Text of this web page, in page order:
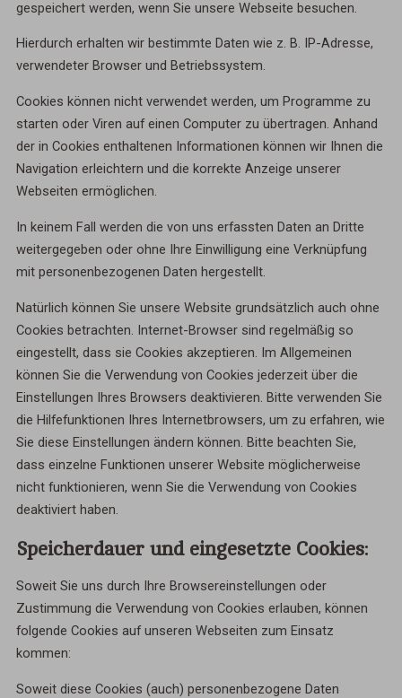
gespeichert werden, wenn Sie unsere Webseite besuchen.
Hierdurch erhalten wir bestimmte Daten wie z. B. IP-Adresse,
verwendeter Browser und Betriebssystem.
Cookies können nicht verwendet werden, um Programme zu
starten oder Viren auf einen Computer zu übertragen. Anhand
der in Cookies enthaltenen Informationen können wir Ihnen die
Navigation erleichtern und die korrekte Anzeige unserer
Webseiten ermöglichen.
In keinem Fall werden die von uns erfassten Daten an Dritte
weitergegeben oder ohne Ihre Einwilligung eine Verknüpfung
mit personenbezogenen Daten hergestellt.
Natürlich können Sie unsere Website grundsätzlich auch ohne
Cookies betrachten. Internet-Browser sind regelmäßig so
eingestellt, dass sie Cookies akzeptieren. Im Allgemeinen
können Sie die Verwendung von Cookies jederzeit über die
Einstellungen Ihres Browsers deaktivieren. Bitte verwenden Sie
die Hilfefunktionen Ihres Internetbrowsers, um zu erfahren, wie
Sie diese Einstellungen ändern können. Bitte beachten Sie,
dass einzelne Funktionen unserer Website möglicherweise
nicht funktionieren, wenn Sie die Verwendung von Cookies
deaktiviert haben.
Speicherdauer und eingesetzte Cookies:
Soweit Sie uns durch Ihre Browsereinstellungen oder
Zustimmung die Verwendung von Cookies erlauben, können
folgende Cookies auf unseren Webseiten zum Einsatz
kommen:
Soweit diese Cookies (auch) personenbezogene Daten